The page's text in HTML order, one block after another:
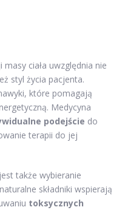
masy ciała uwzględnia nie
styl życia pacjenta.
które pomagają
Medycyna
podejście do
terapii do jej
także wybieranie
składniki wspierają
toksycznych